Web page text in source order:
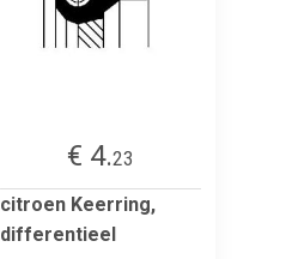
€ 4.23
citroen Keerring,
differentieel